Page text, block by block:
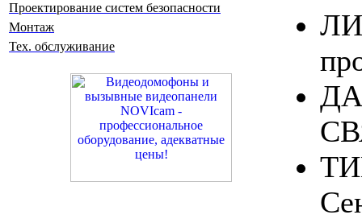
Проектирование систем безопасности
Монтаж
Тех. обслуживание